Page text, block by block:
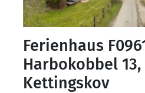
Ferienhaus
Harbokobbel 13,
Kettingskov